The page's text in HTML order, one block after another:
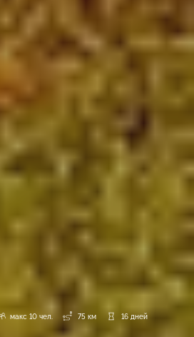
макс 10 чел. 75 км 16 дней